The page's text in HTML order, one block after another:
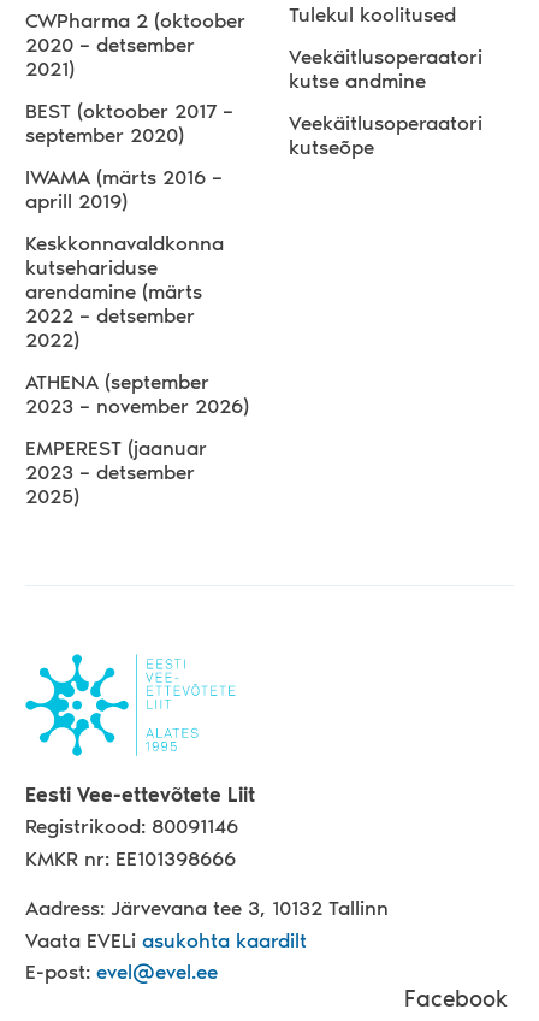
CWPharma 2 (oktoober
2020 – detsember
2021)
BEST (oktoober 2017 –
september 2020)
IWAMA (märts 2016 –
aprill 2019)
Keskkonnavaldkonna
kutsehariduse
arendamine (märts
2022 – detsember
2022)
ATHENA (september
2023 – november 2026)
EMPEREST (jaanuar
2023 – detsember
2025)
Tulekul koolitused
Veekäitlusoperaatori
kutse andmine
Veekäitlusoperaatori
kutseõpe
Eesti Vee-ettevõtete Liit
Registrikood: 80091146
KMKR nr: EE101398666
Aadress: Järvevana tee 3, 10132 Tallinn
Vaata EVELiasukohta kaardilt
E-post:evel@evel.ee
Facebook